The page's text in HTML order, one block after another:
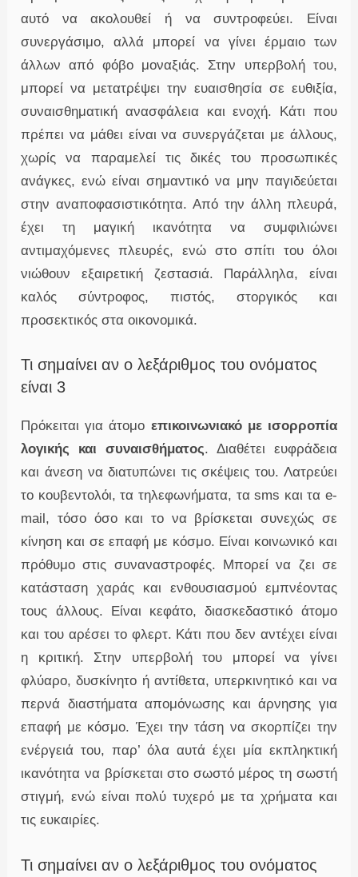
αυτό να ακολουθεί ή να συντροφεύει. Είναι
συνεργάσιμο, αλλά μπορεί να γίνει έρμαιο των
άλλων από φόβο μοναξιάς. Στην υπερβολή του,
μπορεί να μετατρέψει την ευαισθησία σε ευθιξία,
συναισθηματική ανασφάλεια και ενοχή. Κάτι που
πρέπει να μάθει είναι να συνεργάζεται με άλλους,
χωρίς να παραμελεί τις δικές του προσωπικές
ανάγκες, ενώ είναι σημαντικό να μην παγιδεύεται
στην αναποφασιστικότητα. Από την άλλη πλευρά,
έχει τη μαγική ικανότητα να συμφιλιώνει
αντιμαχόμενες πλευρές, ενώ στο σπίτι του όλοι
νιώθουν εξαιρετική ζεστασιά. Παράλληλα, είναι
καλός σύντροφος, πιστός, στοργικός και
προσεκτικός στα οικονομικά.
Τι σημαίνει αν ο λεξάριθμος του ονόματος
είναι 3
Πρόκειται για άτομο επικοινωνιακό με ισορροπία
λογικής και συναισθήματος. Διαθέτει ευφράδεια
και άνεση να διατυπώνει τις σκέψεις του. Λατρεύει
το κουβεντολόι, τα τηλεφωνήματα, τα sms και τα e-
mail, τόσο όσο και το να βρίσκεται συνεχώς σε
κίνηση και σε επαφή με κόσμο. Είναι κοινωνικό και
πρόθυμο στις συναναστροφές. Μπορεί να ζει σε
κατάσταση χαράς και ενθουσιασμού εμπνέοντας
τους άλλους. Είναι κεφάτο, διασκεδαστικό άτομο
και του αρέσει το φλερτ. Κάτι που δεν αντέχει είναι
η κριτική. Στην υπερβολή του μπορεί να γίνει
φλύαρο, δυσκίνητο ή αντίθετα, υπερκινητικό και να
περνά διαστήματα απομόνωσης και άρνησης για
επαφή με κόσμο. Έχει την τάση να σκορπίζει την
ενέργειά του, παρ’ όλα αυτά έχει μία εκπληκτική
ικανότητα να βρίσκεται στο σωστό μέρος τη σωστή
στιγμή, ενώ είναι πολύ τυχερό με τα χρήματα και
τις ευκαιρίες.
Τι σημαίνει αν ο λεξάριθμος του ονόματος